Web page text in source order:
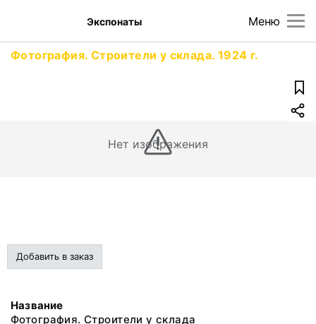
Меню
Экспонаты
Фотография. Строители у склада. 1924 г.
Нет изображения
Добавить в заказ
Название
Фотография. Строители у склада